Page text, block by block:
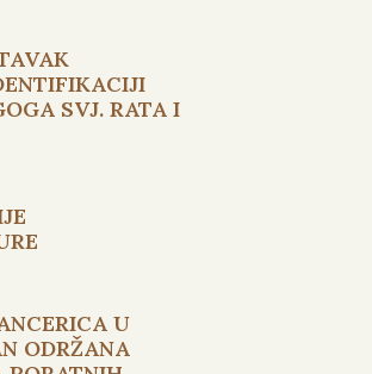
SVJ. RATA I
U
ODRŽANA